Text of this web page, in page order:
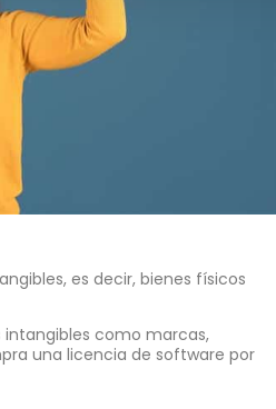
es decir, bienes físicos
intangibles como marcas,
una licencia de software por